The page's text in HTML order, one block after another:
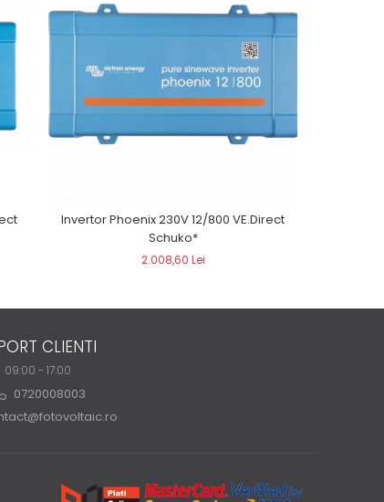
Invertor Phoenix 230V 12/800 VE.Direct
Schuko*
2.008,60 Lei
CLIENTI
09:00 - 17:00
0720008003